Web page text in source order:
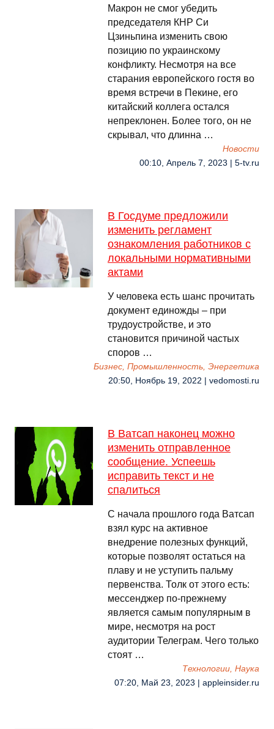
Макрон не смог убедить
председателя КНР Си
Цзиньпина изменить свою
позицию по украинскому
конфликту. Несмотря на все
старания европейского гостя во
время встречи в Пекине, его
китайский коллега остался
непреклонен. Более того, он не
скрывал, что длинна …
Новости
00:10, Апрель 7, 2023 | 5-tv.ru
В Госдуме предложили
изменить регламент
ознакомления работников с
локальными нормативными
актами
У человека есть шанс прочитать
документ единожды – при
трудоустройстве, и это
становится причиной частых
споров …
Бизнес, Промышленность, Энергетика
20:50, Ноябрь 19, 2022 | vedomosti.ru
В Ватсап наконец можно
изменить отправленное
сообщение. Успеешь
исправить текст и не
спалиться
С начала прошлого года Ватсап
взял курс на активное
внедрение полезных функций,
которые позволят остаться на
плаву и не уступить пальму
первенства. Толк от этого есть:
мессенджер по-прежнему
является самым популярным в
мире, несмотря на рост
аудитории Телеграм. Чего только
стоят …
Технологии, Наука
07:20, Май 23, 2023 | appleinsider.ru